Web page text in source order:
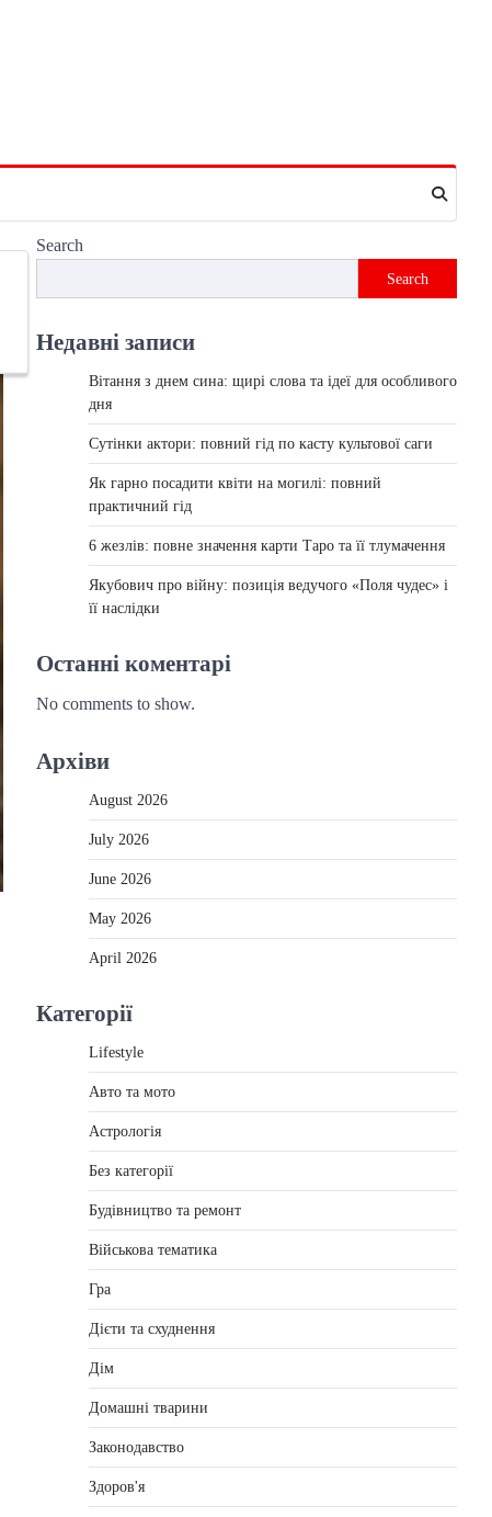
Search
Search
Недавні записи
Вітання з днем сина: щирі слова та ідеї для особливого
дня
Сутінки актори: повний гід по касту культової саги
Як гарно посадити квіти на могилі: повний
практичний гід
6 жезлів: повне значення карти Таро та її тлумачення
Якубович про війну: позиція ведучого «Поля чудес» і
її наслідки
Останні коментарі
No comments to show.
Архіви
August 2026
July 2026
June 2026
May 2026
April 2026
Категорії
Lifestyle
Авто та мото
Астрологія
Без категорії
Будівництво та ремонт
Військова тематика
Гра
Дієти та схуднення
Дім
Домашні тварини
Законодавство
Здоров'я